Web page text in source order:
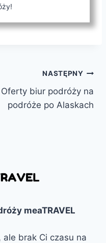
NASTĘPNY
Oferty biur podróży na
podróże po Alaskach
meaTRAVEL
brak Ci czasu na